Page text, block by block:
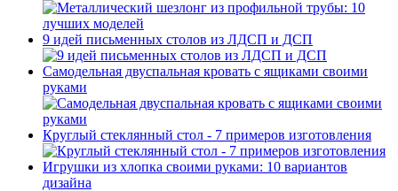
9 идей письменных столов из ЛДСП и ДСП
Самодельная двуспальная кровать с ящиками своими
руками
Круглый стеклянный стол - 7 примеров изготовления
Игрушки из хлопка своими руками: 10 вариантов
дизайна